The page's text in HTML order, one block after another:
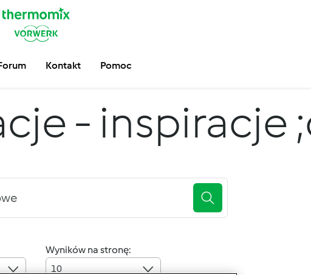
Kontakt Pomoc
- inspiracje
Wyników na stronę:
10